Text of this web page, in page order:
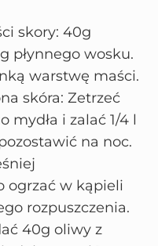
skory: 40g
płynnego wosku.
warstwę maści.
skóra: Zetrzeć
mydła i zalać 1/4 l
na noc.
ogrzać w kąpieli
rozpuszczenia.
40g oliwy z